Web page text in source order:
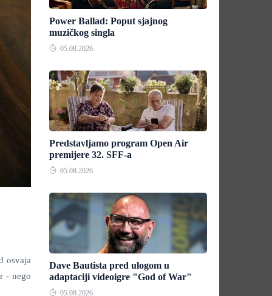
osvaja
- nego
Power Ballad: Poput sjajnog
muzičkog singla
05.08.2026.
Predstavljamo program Open Air
premijere 32. SFF-a
05.08.2026.
Dave Bautista pred ulogom u
adaptaciji videoigre "God of War"
05.08.2026.